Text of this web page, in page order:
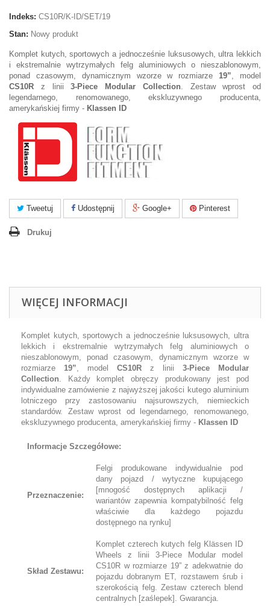
Indeks: CS10R/K-ID/SET/19
Stan: Nowy produkt
Komplet kutych, sportowych a jednocześnie luksusowych, ultra lekkich
i ekstremalnie wytrzymałych felg aluminiowych o nieszablonowym,
ponad czasowym, dynamicznym wzorze w rozmiarze19”, model
CS10R z linii3-Piece Modular Collection. Zestaw wprost od
legendarnego, renomowanego, ekskluzywnego producenta,
amerykańskiej firmy - Klassen ID
Tweetuj Udostępnij Google+ Pinterest
Drukuj
WIĘCEJ INFORMACJI
Komplet kutych, sportowych a jednocześnie luksusowych, ultra
lekkich i ekstremalnie wytrzymałych felg aluminiowych o
nieszablonowym, ponad czasowym, dynamicznym wzorze w
rozmiarze 19”, model CS10R z linii 3-Piece Modular
Collection. Każdy komplet obręczy produkowany jest pod
indywidualne zamówienie z najwyższej jakości kutego aluminium
lotniczego przy zastosowaniu najsurowszych, niemieckich
standardów. Zestaw wprost od legendarnego, renomowanego,
ekskluzywnego producenta, amerykańskiej firmy - Klassen ID
Informacje Szczegółowe:
Przeznaczenie:
Felgi produkowane indywidualnie pod
dany pojazd / wytyczne kupującego
[mnogość dostępnych aplikacji /
wariantów zapewnia kompatybilność felg
właściwie dla każdego pojazdu
dostępnego na rynku]
Skład Zestawu:
Komplet czterech kutych felg Klässen ID
Wheels z linii 3-Piece Modular model
CS10R w rozmiarze 19” z adekwatnie do
pojazdu dobranym ET, rozstawem śrub i
szerokością felg. Zestaw czterech blend
centralnych [zaślepek]. Gwarancja.